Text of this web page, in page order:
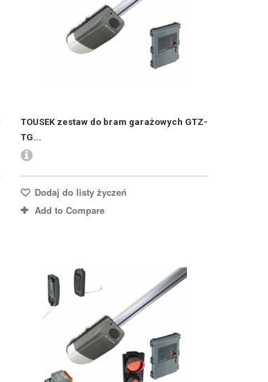
TOUSEK zestaw do bram garażowych GTZ-
TG...
Dodaj do listy życzeń
Add to Compare